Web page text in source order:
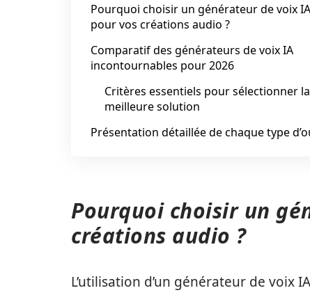
Pourquoi choisir un générateur de voix IA
pour vos créations audio ?
Comparatif des générateurs de voix IA
incontournables pour 2026
Critères essentiels pour sélectionner la
meilleure solution
Présentation détaillée de chaque type
Pourquoi choisir un
créations audio ?
L’utilisation d’un générateur de voix